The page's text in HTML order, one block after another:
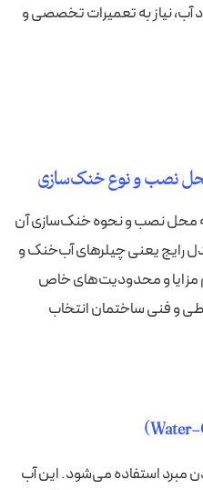
آب، نیاز به تعمیرات تخصصی و
نصب و نوع خنک‌سازی
محل نصب و نحوه خنک‌سازی آن
رایج یعنی چیلرهای آب‌خنک و
مزایا و محدودیت‌های خاص
و فنی ساختمان انتخاب
مبرد استفاده می‌شود. این آب